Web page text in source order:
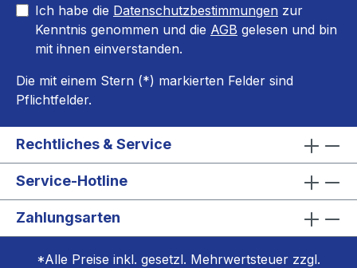
Ich habe die Datenschutzbestimmungen zur
Kenntnis genommen und die AGB gelesen und bin
mit ihnen einverstanden.
Die mit einem Stern (*) markierten Felder sind
Pflichtfelder.
Rechtliches & Service
Service-Hotline
Zahlungsarten
*Alle Preise inkl. gesetzl. Mehrwertsteuer zzgl.